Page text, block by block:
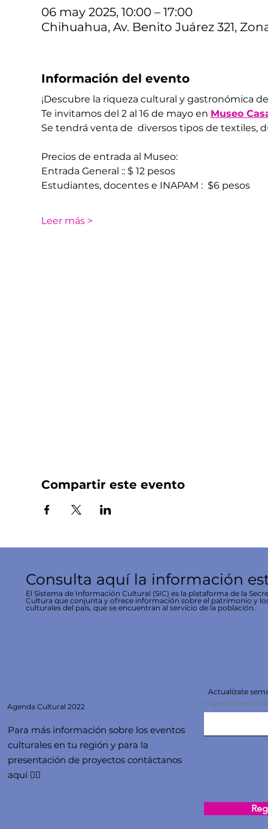
06 may 2025, 10:00 – 17:00
Chihuahua, Av. Benito Juárez 321,
Información del evento
¡Descubre la riqueza cultural y gastronómica
Te invitamos del 2 al 16 de mayo en Museo
Se tendrá venta de  diversos tipos de textiles,
Precios de entrada al Museo:
Entrada General :: $ 12 pesos
Estudiantes, docentes e INAPAM :  $6 pesos
Leer más >
Compartir este evento
Consulta aquí la información
El Sistema de Información Cultural (SIC) es la plataforma de la
Cultura que conjunta y ofrece información sobre el patrimonio y
culturales del país, que se encuentran al servicio de la población.
Agenda Cultural 2022
Para más información sobre los eventos
culturales en tu región y para la
presentación de proyectos contáctanos
aquí 👇🏻
Actualízate
Ingresa tu email